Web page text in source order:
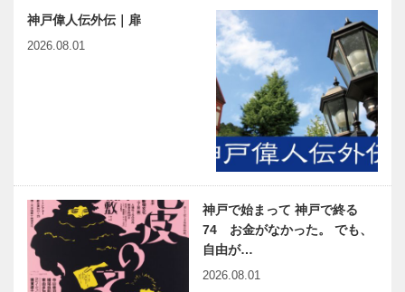
神戸偉人伝外伝｜扉
2026.08.01
神戸で始まって 神戸で終る
74 お金がなかった。 でも、
自由が…
2026.08.01